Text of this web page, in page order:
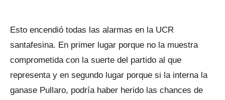
Esto encendió todas las alarmas en la UCR
santafesina. En primer lugar porque no la muestra
comprometida con la suerte del partido al que
representa y en segundo lugar porque si la interna la
ganase Pullaro, podría haber herido las chances de